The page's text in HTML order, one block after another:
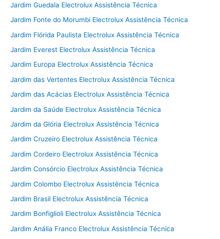
Jardim Guedala Electrolux Assistência Técnica
Jardim Fonte do Morumbi Electrolux Assistência Técnica
Jardim Flórida Paulista Electrolux Assistência Técnica
Jardim Everest Electrolux Assistência Técnica
Jardim Europa Electrolux Assistência Técnica
Jardim das Vertentes Electrolux Assistência Técnica
Jardim das Acácias Electrolux Assistência Técnica
Jardim da Saúde Electrolux Assistência Técnica
Jardim da Glória Electrolux Assistência Técnica
Jardim Cruzeiro Electrolux Assistência Técnica
Jardim Cordeiro Electrolux Assistência Técnica
Jardim Consórcio Electrolux Assistência Técnica
Jardim Colombo Electrolux Assistência Técnica
Jardim Brasil Electrolux Assistência Técnica
Jardim Bonfiglioli Electrolux Assistência Técnica
Jardim Anália Franco Electrolux Assistência Técnica